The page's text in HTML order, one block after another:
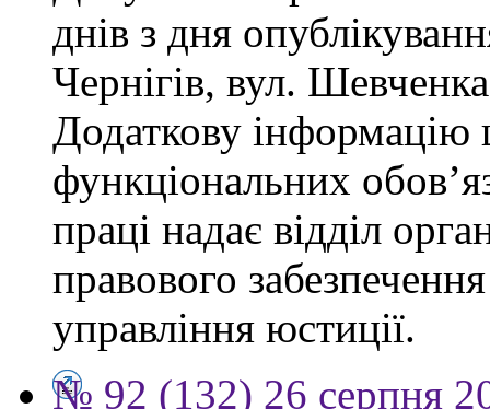
днів з дня
Чернігів, вул.
Додаткову
функціональних
праці надає відділ
правового
управління юстиції.
№ 92 (132) 26 серпня